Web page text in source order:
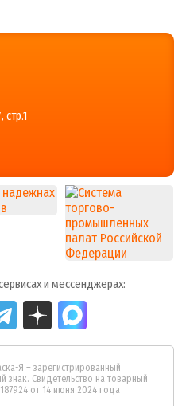
и мессенджерах:
Я – зарегистрированный
знак. Свидетельство на товарный
от 14 июня 2024 года